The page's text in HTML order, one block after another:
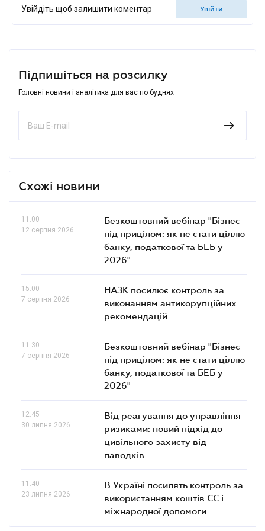
Увійдіть щоб залишити коментар увійти
Підпишіться на розсилку
Головні новини і аналітика для вас по буднях
Схожі новини
11.00
12 серпня 2026
Безкоштовний вебінар "Бізнес
під прицілом: як не стати ціллю
банку, податкової та БЕБ у
2026"
15.00
7 серпня 2026
НАЗК посилює контроль за
виконанням антикорупційних
рекомендацій
11.30
7 серпня 2026
Безкоштовний вебінар "Бізнес
під прицілом: як не стати ціллю
банку, податкової та БЕБ у
2026"
12.45
30 липня 2026
Від реагування до управління
ризиками: новий підхід до
цивільного захисту від
паводків
11.40
23 липня 2026
В Україні посилять контроль за
використанням коштів ЄС і
міжнародної допомоги